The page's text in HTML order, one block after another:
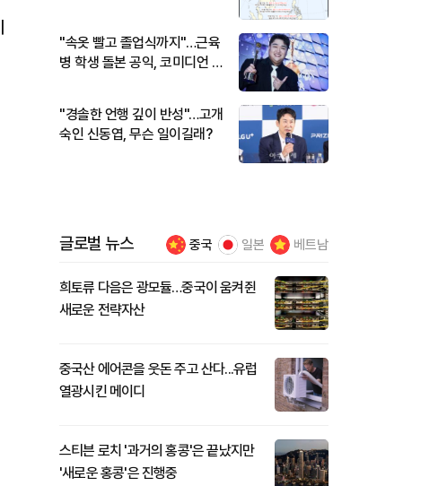
"속옷 빨고 졸업식까지"…근육
병 학생 돌본 공익, 코미디언 김
"경솔한 언행 깊이 반성"…고개
숙인 신동엽, 무슨 일이길래?
글로벌 뉴스 중국 일본 베트남
희토류 다음은 광모듈…중국이 움켜쥔
새로운 전략자산
중국산 에어콘을 웃돈 주고 산다...유럽
열광시킨 메이디
스티븐 로치 '과거의 홍콩'은 끝났지만
'새로운 홍콩'은 진행중